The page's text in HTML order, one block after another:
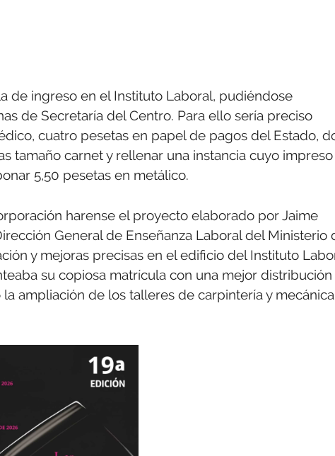
de ingreso en el Instituto Laboral, pudiéndose
de Secretaría del Centro. Para ello sería preciso
cuatro pesetas en papel de pagos del Estado,
tamaño carnet y rellenar una instancia cuyo impreso
5,50 pesetas en metálico.
harense el proyecto elaborado por Jaime
General de Enseñanza Laboral del Ministerio
y mejoras precisas en el edificio del Instituto
su copiosa matrícula con una mejor distribución
ampliación de los talleres de carpintería y mecánica